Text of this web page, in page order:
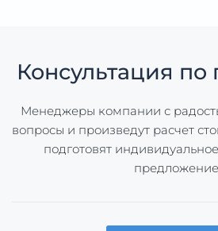
Консультация
Менеджеры компании с
вопросы и произведут расчет
подготовят